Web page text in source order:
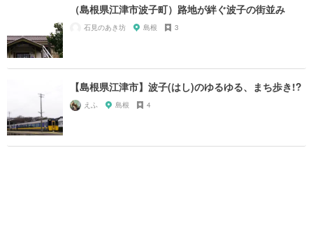
（島根県江津市波子町）路地が絆ぐ波子の街並み
石見のあき坊 島根 3
【島根県江津市】波子(はし)のゆるゆる、まち歩き!?
えふ 島根 4